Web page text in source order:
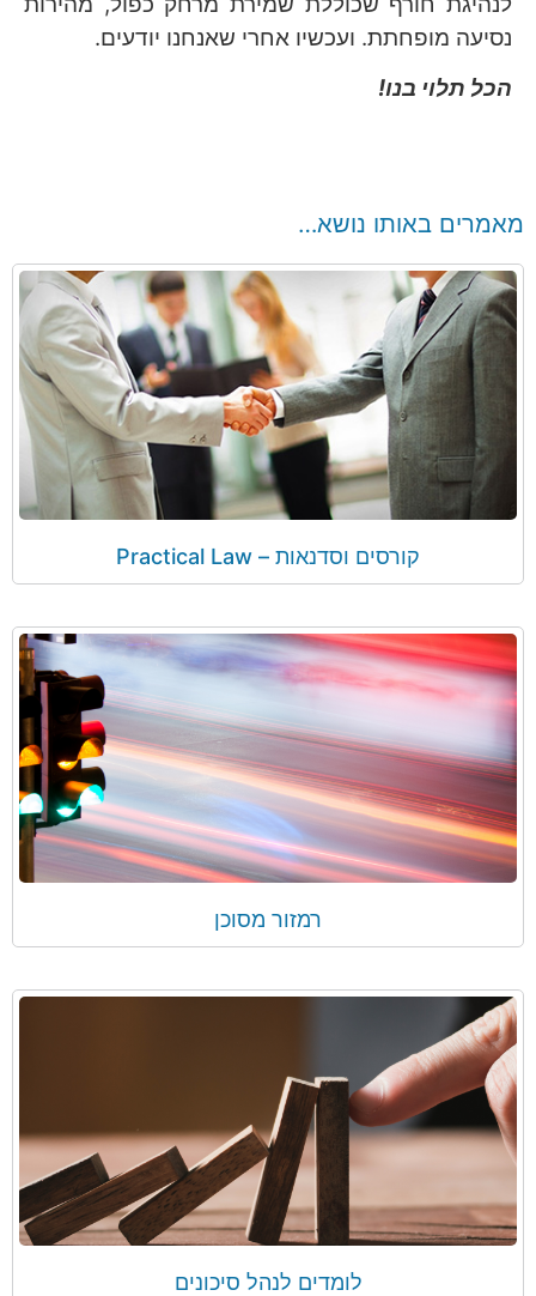
נסיעה מופחתת. ועכשיו אחרי שאנחנו יודעים.
הכל תלוי בנו!
מאמרים באותו נושא…
קורסים וסדנאות – Practical Law
רמזור מסוכן
לומדים לנהל סיכונים